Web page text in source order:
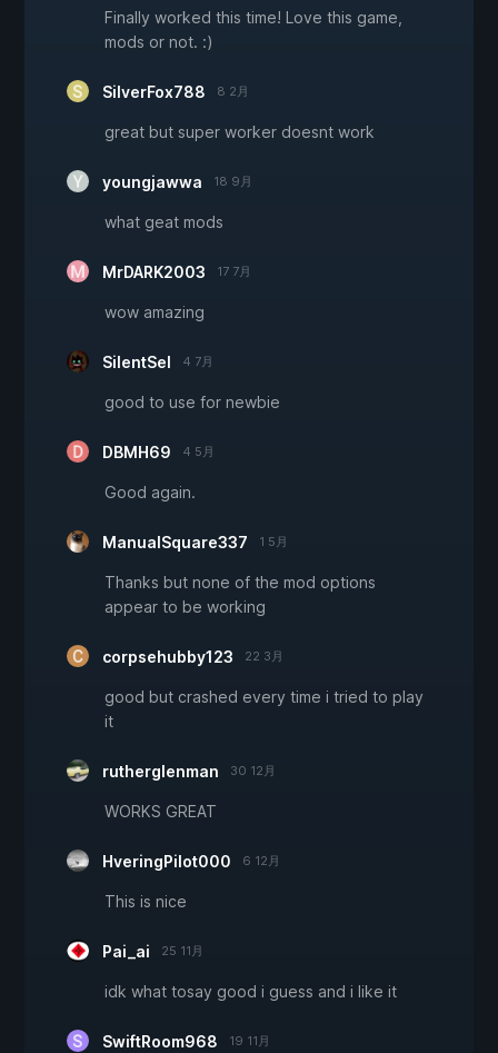
Finally worked this time! Love this game,
mods or not. :)
SilverFox788 8 2月
great but super worker doesnt work
youngjawwa 18 9月
what geat mods
MrDARK2003 17 7月
wow amazing
SilentSel 4 7月
good to use for newbie
DBMH69 4 5月
Good again.
ManualSquare337 1 5月
Thanks but none of the mod options
appear to be working
corpsehubby123 22 3月
good but crashed every time i tried to play
it
rutherglenman 30 12月
WORKS GREAT
HveringPilot000 6 12月
This is nice
Pai_ai 25 11月
idk what tosay good i guess and i like it
SwiftRoom968 19 11月